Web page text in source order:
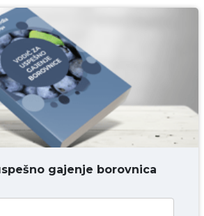
KOMENTAR
gajenje borovnica